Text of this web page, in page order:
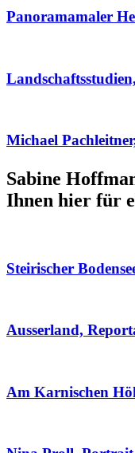
Panoramamaler
Michael
Sabine
Ihnen hier für
Steirischer
Ausserland,
Am Karnischen